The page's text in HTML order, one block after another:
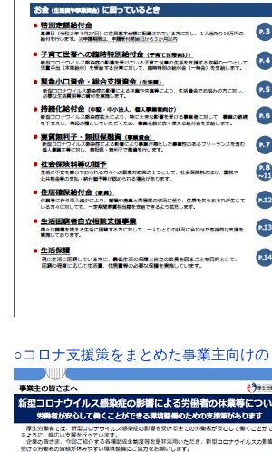
○コロナ支援策をまとめた事業主向けの